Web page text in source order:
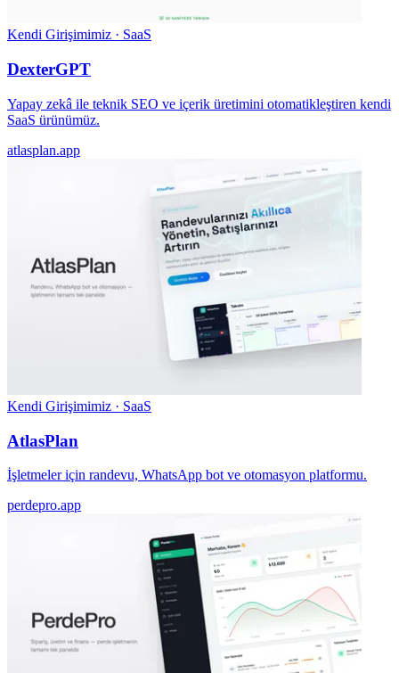
Kendi Girişimimiz · SaaS
DexterGPT
Yapay zekâ ile teknik SEO ve içerik üretimini otomatikleştiren kendi
SaaS ürünümüz.
atlasplan.app
Kendi Girişimimiz · SaaS
AtlasPlan
İşletmeler için randevu, WhatsApp bot ve otomasyon platformu.
perdepro.app